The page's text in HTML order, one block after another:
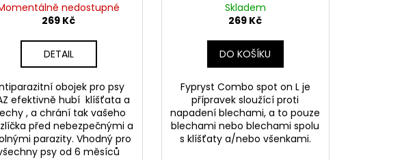
nedostupné
269 Kč
DETAIL
obojek pro psy
efektivně hubí klíšťata a
, a chrání tak vašeho
před nebezpečnými a
parazity. Vhodný pro
psy od 6 měsíců
Skladem
269 Kč
DO KOŠÍKU
Fypryst Combo spot on L je
přípravek sloužící proti
napadení blechami, a to pouze
blechami nebo blechami spolu
s klíšťaty a/nebo všenkami.